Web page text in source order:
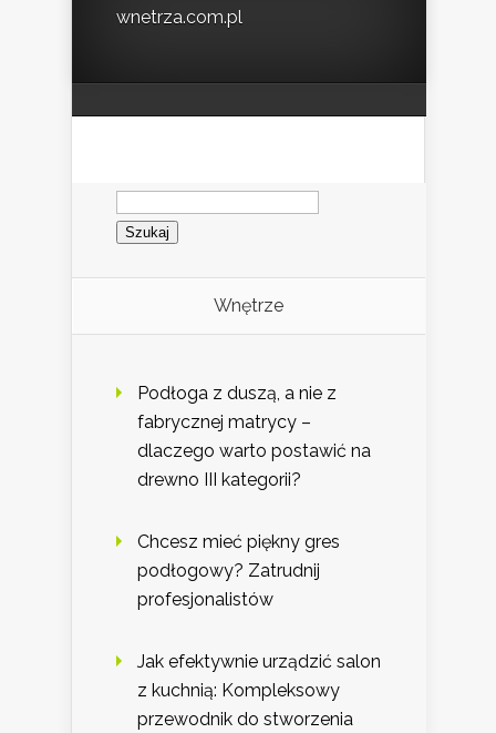
wnetrza.com.pl
Szukaj:
Wnętrze
Podłoga z duszą, a nie z
fabrycznej matrycy –
dlaczego warto postawić na
drewno III kategorii?
Chcesz mieć piękny gres
podłogowy? Zatrudnij
profesjonalistów
Jak efektywnie urządzić salon
z kuchnią: Kompleksowy
przewodnik do stworzenia